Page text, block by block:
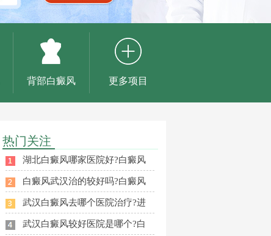
背部白癜风 更多项目
热门关注
湖北白癜风哪家医院好?白癜风
白癜风武汉治的较好吗?白癜风
武汉白癜风去哪个医院治疗?进
武汉白癜风较好医院是哪个?白